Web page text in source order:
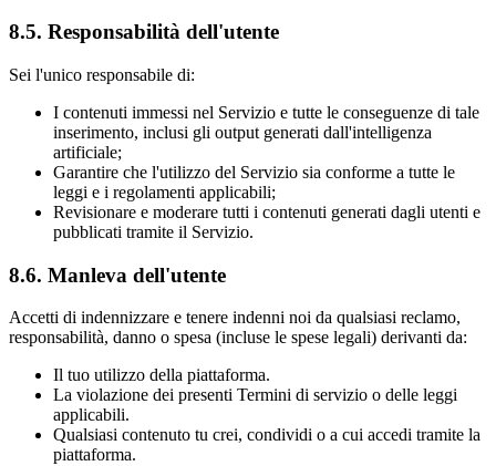
8.5. Responsabilità dell'utente
Sei l'unico responsabile di:
I contenuti immessi nel Servizio e tutte le conseguenze di tale
inserimento, inclusi gli output generati dall'intelligenza
artificiale;
Garantire che l'utilizzo del Servizio sia conforme a tutte le
leggi e i regolamenti applicabili;
Revisionare e moderare tutti i contenuti generati dagli utenti e
pubblicati tramite il Servizio.
8.6. Manleva dell'utente
Accetti di indennizzare e tenere indenni noi da qualsiasi reclamo,
responsabilità, danno o spesa (incluse le spese legali) derivanti da:
Il tuo utilizzo della piattaforma.
La violazione dei presenti Termini di servizio o delle leggi
applicabili.
Qualsiasi contenuto tu crei, condividi o a cui accedi tramite la
piattaforma.